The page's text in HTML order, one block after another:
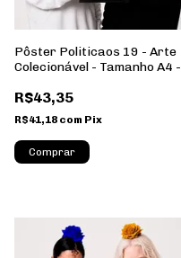
Pôster Politicaos 19 - Arte
Colecionável - Tamanho A4 -
Retrato
R$43,35
R$41,18 com Pix
Comprar